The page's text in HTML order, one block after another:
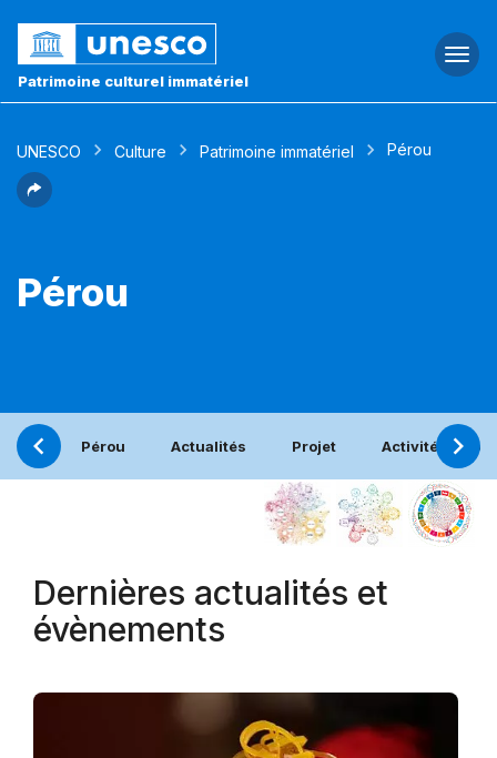
Patrimoine culturel immatériel
UNESCO Culture Patrimoine immatériel Pérou
Pérou
Pérou Actualités Projet Activités
Dernières actualités et
évènements